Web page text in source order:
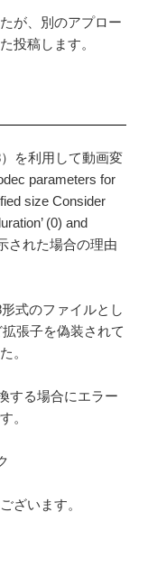
が、別のアプロー
投稿します。
を利用して動画変
parameters for
size Consider
(0) and
された場合の理由
式のファイルとし
張子を偽装されて
。
する場合にエラー
。
ざいます。